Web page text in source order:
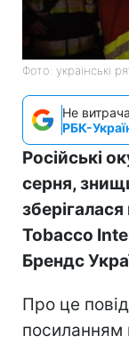
Фото: українські
Не
РБК-
Російські
серня,
Tobacco
Брендс
Про це
посиланням